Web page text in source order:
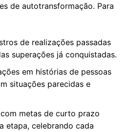
de autotransformação. Para
de realizações passadas
superações já conquistadas.
em histórias de pessoas
situações parecidas e
metas de curto prazo
etapa, celebrando cada